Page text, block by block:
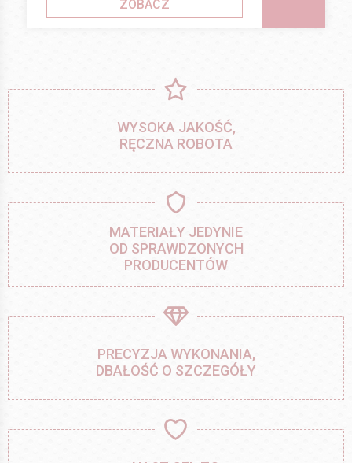
ZOBACZ
WYSOKA JAKOŚĆ,
RĘCZNA ROBOTA
MATERIAŁY JEDYNIE
OD SPRAWDZONYCH
PRODUCENTÓW
PRECYZJA WYKONANIA,
DBAŁOŚĆ O SZCZEGÓŁY